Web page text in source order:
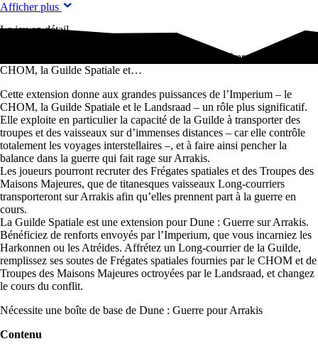
Afficher plus
Le jeu en détail
Cette extension donne aux grandes puissances de l’Imperium – le
CHOM, la Guilde Spatiale et…
Cette extension donne aux grandes puissances de l’Imperium – le
CHOM, la Guilde Spatiale et le Landsraad – un rôle plus significatif.
Elle exploite en particulier la capacité de la Guilde à transporter des
troupes et des vaisseaux sur d’immenses distances – car elle contrôle
totalement les voyages interstellaires –, et à faire ainsi pencher la
balance dans la guerre qui fait rage sur Arrakis.
Les joueurs pourront recruter des Frégates spatiales et des Troupes des
Maisons Majeures, que de titanesques vaisseaux Long-courriers
transporteront sur Arrakis afin qu’elles prennent part à la guerre en
cours.
La Guilde Spatiale est une extension pour Dune : Guerre sur Arrakis.
Bénéficiez de renforts envoyés par l’Imperium, que vous incarniez les
Harkonnen ou les Atréides. Affrétez un Long-courrier de la Guilde,
remplissez ses soutes de Frégates spatiales fournies par le CHOM et de
Troupes des Maisons Majeures octroyées par le Landsraad, et changez
le cours du conflit.
Nécessite une boîte de base de Dune : Guerre pour Arrakis
Contenu